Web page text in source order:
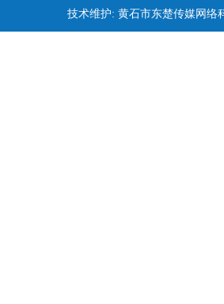
技术维护: 黄石市东楚传媒网络